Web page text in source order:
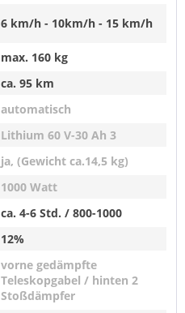
6 km/h - 10km/h - 15 km/h
max. 160 kg
ca. 95 km
automatisch
Lithium 60 V-30 Ah 3
ja, (Gewicht ca.14,5 kg)
1000 Watt
ca. 4-6 Std. / 800-1000
12%
vorne gedämpfte
Teleskopgabel / hinten 2
Stoßdämpfer